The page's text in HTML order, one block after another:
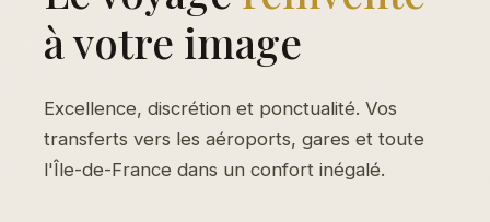
à votre image
Excellence, discrétion et ponctualité. Vos
transferts vers les aéroports, gares et toute
l'Île-de-France dans un confort inégalé.